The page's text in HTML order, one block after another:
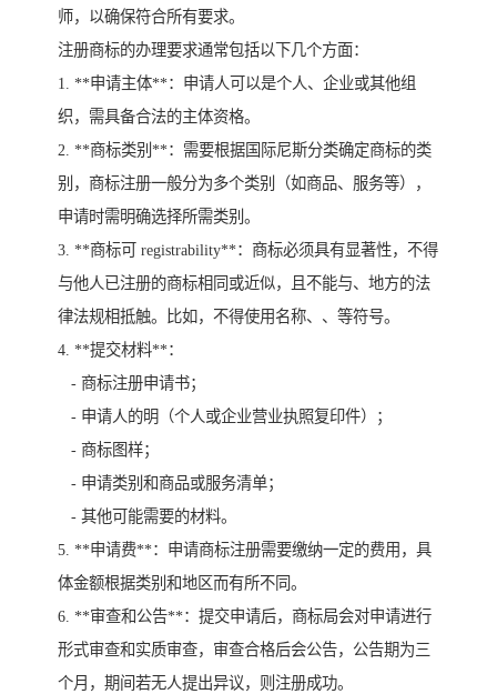
师，以确保符合所有要求。
注册商标的办理要求通常包括以下几个方面：
1. **申请主体**：申请人可以是个人、企业或其他组
织，需具备合法的主体资格。
2. **商标类别**：需要根据国际尼斯分类确定商标的类
别，商标注册一般分为多个类别（如商品、服务等），
申请时需明确选择所需类别。
3. **商标可 registrability**：商标必须具有显著性，不得
与他人已注册的商标相同或近似，且不能与、地方的法
律法规相抵触。比如，不得使用名称、、等符号。
4. **提交材料**：
- 商标注册申请书；
- 申请人的明（个人或企业营业执照复印件）；
- 商标图样；
- 申请类别和商品或服务清单；
- 其他可能需要的材料。
5. **申请费**：申请商标注册需要缴纳一定的费用，具
体金额根据类别和地区而有所不同。
6. **审查和公告**：提交申请后，商标局会对申请进行
形式审查和实质审查，审查合格后会公告，公告期为三
个月，期间若无人提出异议，则注册成功。